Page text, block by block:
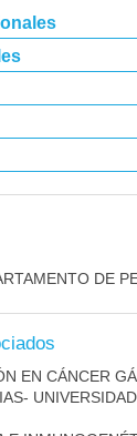
DE
EN CÁNCER